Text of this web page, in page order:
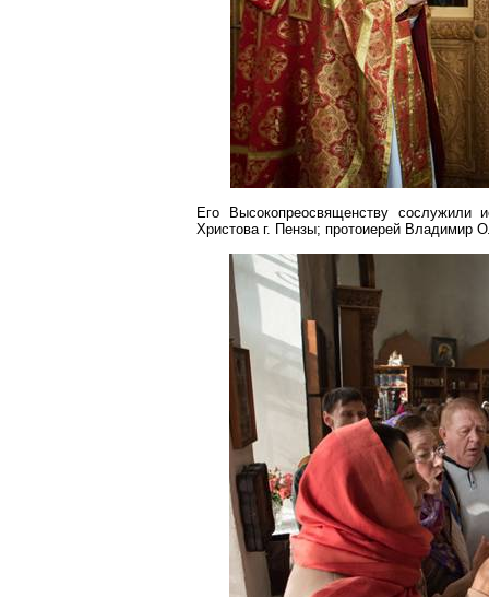
Его Высокопреосвященству сослужили
Христова г. Пензы; протоиерей Владимир